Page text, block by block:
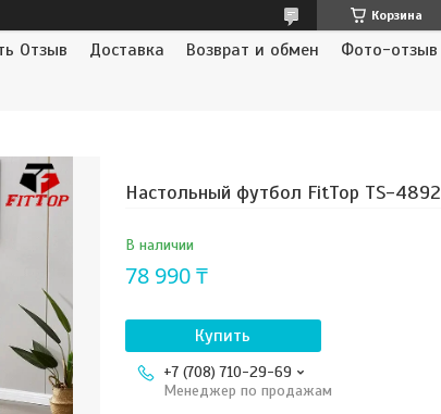
Корзина
Отзыв Доставка Возврат и обмен Фото-отзыв
Настольный футбол FitTop TS-4892
В наличии
78 990 ₸
Купить
+7 (708) 710-29-69
Менеджер по продажам